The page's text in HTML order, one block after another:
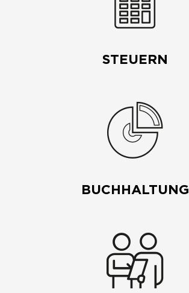
STEUERN
BUCHHALTUNG